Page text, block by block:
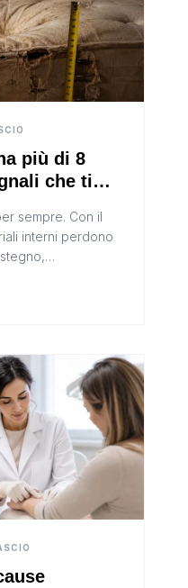
più di 8
che ti
sempre. Con il
interni perdono
cronica. Ecco i 7
prima che i danni